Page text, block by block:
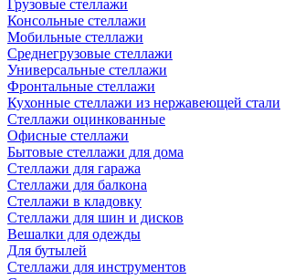
Грузовые стеллажи
Консольные стеллажи
Мобильные стеллажи
Среднегрузовые стеллажи
Универсальные стеллажи
Фронтальные стеллажи
Кухонные стеллажи из нержавеющей стали
Стеллажи оцинкованные
Офисные стеллажи
Бытовые стеллажи для дома
Стеллажи для гаража
Стеллажи для балкона
Стеллажи в кладовку
Стеллажи для шин и дисков
Вешалки для одежды
Для бутылей
Стеллажи для инструментов